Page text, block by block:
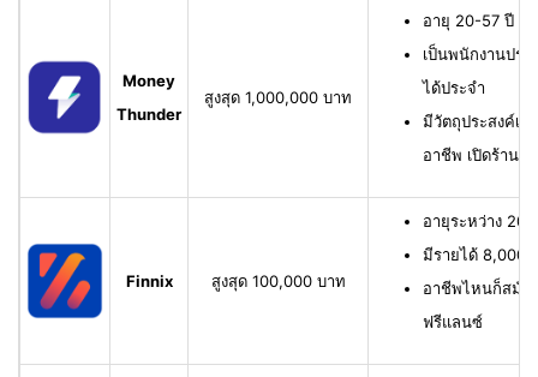
Money
Thunder
สูงสุด 1,000,000 บาท
อายุ 20-57 ปี มี
เป็นพนักงานปร
ได้ประจำ
มีวัตถุประสงค์เพื่
อาชีพ เปิดร้าน
Finnix สูงสุด 100,000 บาท
อายุระหว่าง
มีรายได้ 8,000
อาชีพไหนก็สมัค
ฟรีแลนซ์